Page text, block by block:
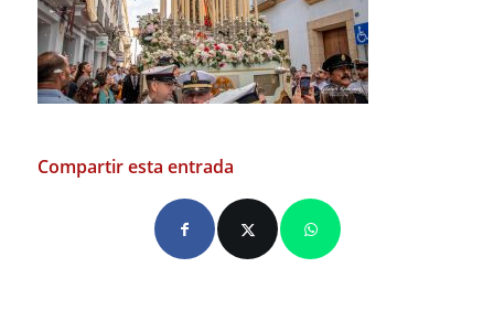
Compartir esta entrada